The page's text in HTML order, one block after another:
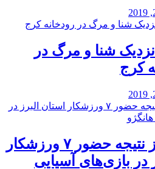
شنا و مرگ در
کرج
۲ مدال برنز نتیجه حضور ۷ ورزشکار
در بازی‌های آسیایی